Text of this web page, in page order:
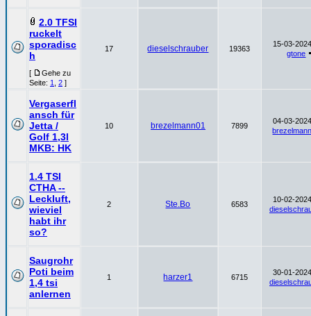
2.0 TFSI
ruckelt
sporadisc
h
[
Gehe zu
Seite: 1 2 ]
17 dieselschrauber 19363
15-03-
gtone
Vergaserfl
ansch für
Jetta /
Golf 1,3l
MKB: HK
10 brezelmann01 7899
04-03-
1.4 TSI
CTHA --
Leckluft,
wieviel
habt ihr
so?
2 Ste.Bo 6583
10-02-
Saugrohr
Poti beim
1,4 tsi
anlernen
1 harzer1 6715
30-01-